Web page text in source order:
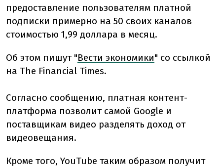
предоставление пользователям платной
подписки примерно на 50 своих каналов
стоимостью 1,99 доллара в месяц.
Об этом пишут "Вести экономики" со ссылкой
на The Financial Times.
Согласно сообщению, платная контент-
платформа позволит самой Google и
поставщикам видео разделять доход от
видеовещания.
Кроме того, YouTube таким образом получит